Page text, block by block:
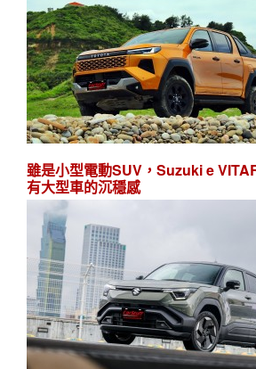
雖是小型電動SUV，Suzuki e
有大型車的沉穩感